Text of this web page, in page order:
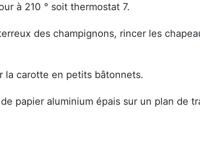
à 210 ° soit thermostat 7.
des champignons, rincer les
la carotte en petits bâtonnets.
papier aluminium épais sur un plan de